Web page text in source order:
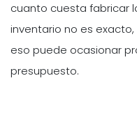
cuanto cuesta fabricar
inventario no es
eso puede ocasionar
presupuesto.